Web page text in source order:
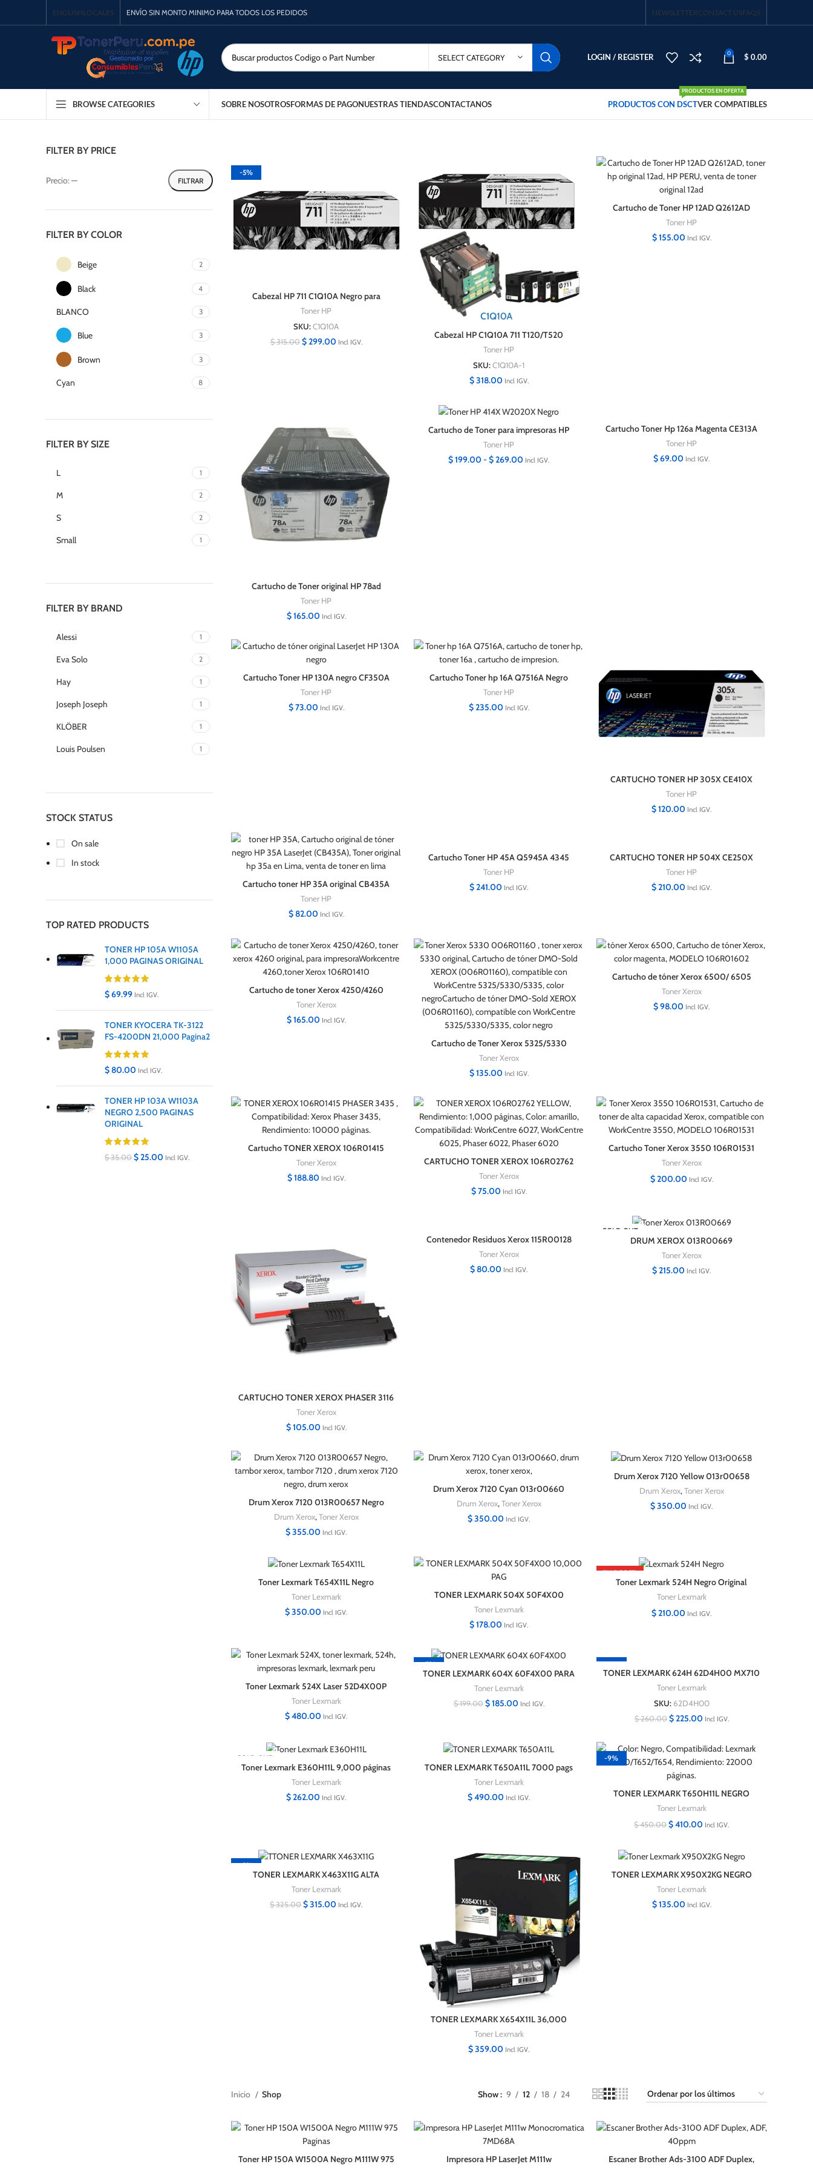
ENGLISHLOCALES ENVÍO SIN MONTO MINIMO PARA TODOS LOS PEDIDOS NEWSLETTERCONTACT USFAQS
SELECT CATEGORY LOGIN / REGISTER 0 $ 0.00
BROWSE CATEGORIES SOBRE NOSOTROSFORMAS DE PAGONUESTRAS TIENDASCONTACTANOS PRODUCTOS CON DSCT
PRODUCTOS EN OFERTA
VER COMPATIBLES
FILTER BY PRICE
FILTRAR
Precio:—
FILTER BY COLOR
Beige 2
Black 4
BLANCO 3
Blue 3
Brown 3
Cyan 8
Yellow
FILTER BY SIZE
L 1
M 2
S 2
Small 1
FILTER BY BRAND
Alessi 1
Eva Solo 2
Hay 1
Joseph Joseph 1
KLÖBER 1
Louis Poulsen 1
Vitra 1
STOCK STATUS
On sale
In stock
TOP RATED PRODUCTS
TONER HP 105A W1105A
1,000 PAGINAS ORIGINAL
$69.99 Incl IGV.
TONER KYOCERA TK-3122
FS-4200DN 21,000 Pagina2
$80.00 Incl IGV.
TONER HP 103A W1103A
NEGRO 2,500 PAGINAS
ORIGINAL
$35.00 $25.00 Incl IGV.
-5%
Cabezal HP 711 C1Q10A Negro para
T120/T520
Toner HP
SKU:C1Q10A
$315.00 $299.00 Incl IGV.
Cabezal HP C1Q10A 711 T120/T520
Original
Toner HP
SKU:C1Q10A-1
$318.00 Incl IGV.
Cartucho de Toner HP 12AD Q2612AD
Negro Original
Toner HP
$155.00 Incl IGV.
Cartucho de Toner original HP 78ad
ce278ad
Toner HP
$165.00 Incl IGV.
Cartucho de Toner para impresoras HP
M454dw, M479dw, M479fdw Alta
Toner HP
$199.00 -$269.00 Incl IGV.
Cartucho Toner Hp 126a Magenta CE313A
Original
Toner HP
$69.00 Incl IGV.
Cartucho Toner HP 130A negro CF350A
original LaserJet
Toner HP
$73.00 Incl IGV.
Cartucho Toner hp 16A Q7516A Negro
Toner HP
$235.00 Incl IGV.
CARTUCHO TONER HP 305X CE410X
PRO 400 NEGRO 4000PG ORIGINAL
Toner HP
$120.00 Incl IGV.
Cartucho toner HP 35A original CB435A
Negro
Toner HP
$82.00 Incl IGV.
Cartucho Toner HP 45A Q5945A 4345
NEGRO
Toner HP
$241.00 Incl IGV.
CARTUCHO TONER HP 504X CE250X
CP3525 NEGRO 10500P
Toner HP
$210.00 Incl IGV.
Cartucho de toner Xerox 4250/4260
106R01410 Original
Toner Xerox
$165.00 Incl IGV.
Cartucho de Toner Xerox 5325/5330
006R01160 Negro original
Toner Xerox
$135.00 Incl IGV.
Cartucho de tóner Xerox 6500/ 6505
106R01602 Magenta Phaser 6500
Toner Xerox
$98.00 Incl IGV.
Cartucho TONER XEROX 106R01415
PHASER 3435 Alta Capacidad
Toner Xerox
$188.80 Incl IGV.
CARTUCHO TONER XEROX 106R02762
YELLOW PARA PHASER 6020/6022
Toner Xerox
$75.00 Incl IGV.
Cartucho Toner Xerox 3550 106R01531
Negro Original Alta Capacidad
Toner Xerox
$200.00 Incl IGV.
CARTUCHO TONER XEROX PHASER 3116
109R00748
Toner Xerox
$105.00 Incl IGV.
Contenedor Residuos Xerox 115R00128
para C7020/C7025/C7030
Toner Xerox
$80.00 Incl IGV.
SOLD OUT
DRUM XEROX 013R00669
WORKCENTRE 5955/5945 200,000
Toner Xerox
$215.00 Incl IGV.
Drum Xerox 7120 013R00657 Negro
Drum Xerox, Toner Xerox
$355.00 Incl IGV.
Drum Xerox 7120 Cyan 013r00660
Drum Xerox, Toner Xerox
$350.00 Incl IGV.
Drum Xerox 7120 Yellow 013r00658
Drum Xerox, Toner Xerox
$350.00 Incl IGV.
Toner Lexmark T654X11L Negro
Toner Lexmark
$350.00 Incl IGV.
TONER LEXMARK 504X 50F4X00
10,000 PAG
Toner Lexmark
$178.00 Incl IGV.
EN DESCT.
Toner Lexmark 524H Negro Original
Toner Lexmark
$210.00 Incl IGV.
Toner Lexmark 524X Laser 52D4X00P
45,000 Pag.
Toner Lexmark
$480.00 Incl IGV.
-7%
TONER LEXMARK 604X 60F4X00 PARA
MX511DHE 20,000 PAGINAS
Toner Lexmark
$199.00 $185.00 Incl IGV.
-13%
TONER LEXMARK 624H 62D4H00 MX710
MX810 25.000 Paginas Original
Toner Lexmark
SKU: 62D4H00
$260.00 $225.00 Incl IGV.
SOLD OUT
Toner Lexmark E360H11L 9,000 páginas
Toner Lexmark
$262.00 Incl IGV.
TONER LEXMARK T650A11L 7000 pags
Toner Lexmark
$490.00 Incl IGV.
-9%
TONER LEXMARK T650H11L NEGRO
ORIGINAL 22,000 Páginas.
Toner Lexmark
$450.00 $410.00 Incl IGV.
-3%
TONER LEXMARK X463X11G ALTA
CAPACIDAD 15000 páginas.
Toner Lexmark
$325.00 $315.00 Incl IGV.
TONER LEXMARK X654X11L 36,000
páginas.
Toner Lexmark
$359.00 Incl IGV.
TONER LEXMARK X950X2KG NEGRO
PARA X950/52 /54
Toner Lexmark
$135.00 Incl IGV.
Inicio Shop Show 9 12 18 24
Toner HP 150A W1500A Negro M111W 975
Impresora HP LaserJet M111w
Escaner Brother Ads-3100 ADF Duplex,